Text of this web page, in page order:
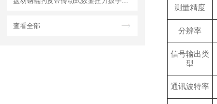
查看全部
测量精度
分辨率
信号输出类
型
通讯波特率